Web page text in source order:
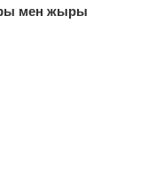
мен жыры